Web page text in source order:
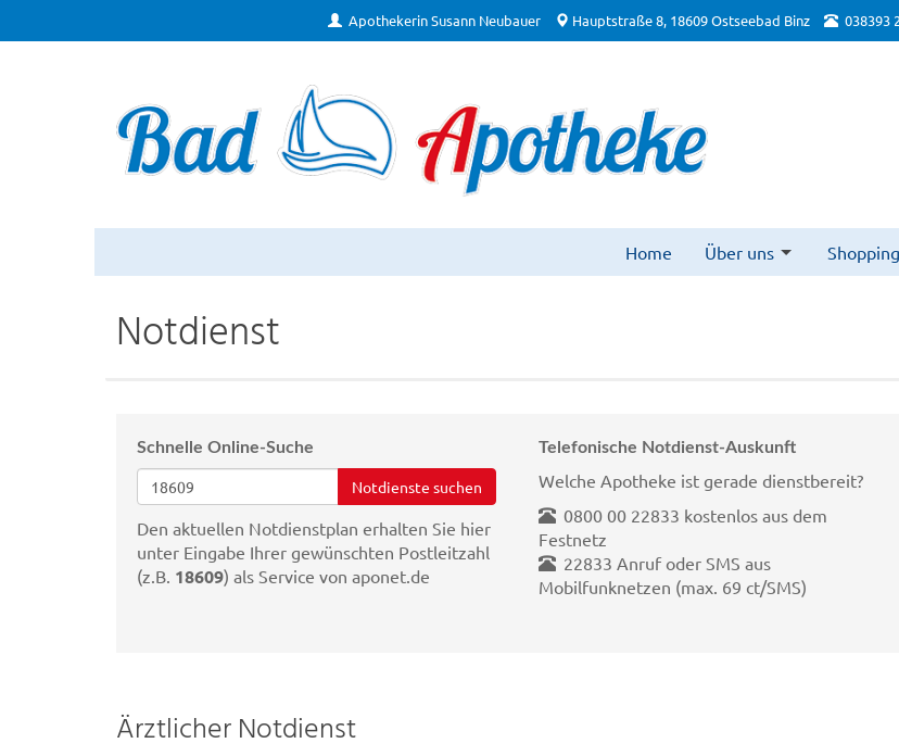
Apothekerin Susann Neubauer Hauptstraße 8, 18609 Ostseebad Binz 038393
Home Über uns Shopping
Notdienst
Schnelle Online-Suche
Notdienste suchen
Den aktuellen Notdienstplan erhalten Sie hier
unter Eingabe Ihrer gewünschten Postleitzahl
(z.B. 18609) als Service von aponet.de
Telefonische Notdienst-Auskunft
Welche Apotheke ist gerade dienstbereit?
0800 00 22833 kostenlos aus dem
Festnetz
22833 Anruf oder SMS aus
Mobilfunknetzen (max. 69 ct/SMS)
Ärztlicher Notdienst